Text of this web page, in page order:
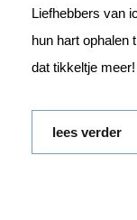
Liefhebbers van
hun hart ophalen
dat tikkeltje meer!
lees verder